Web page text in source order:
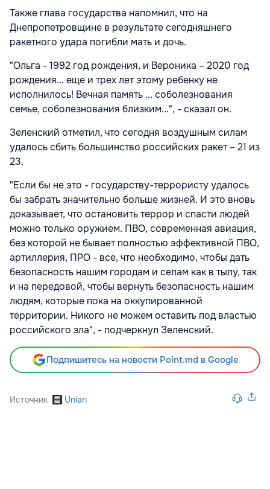
Также глава государства напомнил, что на
Днепропетровщине в результате сегодняшнего
ракетного удара погибли мать и дочь.
"Ольга - 1992 год рождения, и Вероника – 2020 год
рождения... еще и трех лет этому ребенку не
исполнилось! Вечная память ... соболезнования
семье, соболезнования близким...", - сказал он.
Зеленский отметил, что сегодня воздушным силам
удалось сбить большинство российских ракет – 21 из
23.
"Если бы не это - государству-террористу удалось
бы забрать значительно больше жизней. И это вновь
доказывает, что остановить террор и спасти людей
можно только оружием. ПВО, современная авиация,
без которой не бывает полностью эффективной ПВО,
артиллерия, ПРО - все, что необходимо, чтобы дать
безопасность нашим городам и селам как в тылу, так
и на передовой, чтобы вернуть безопасность нашим
людям, которые пока на оккупированной
территории. Никого не можем оставить под властью
российского зла", - подчеркнул Зеленский.
Подпишитесь на новости Point.md в Google
Источник Unian